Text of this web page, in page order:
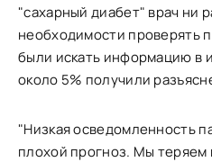
"сахарный диабет" врач ни
необходимости проверять
были искать информацию в
около 5% получили
"Низкая осведомленность
плохой прогноз. Мы теряем